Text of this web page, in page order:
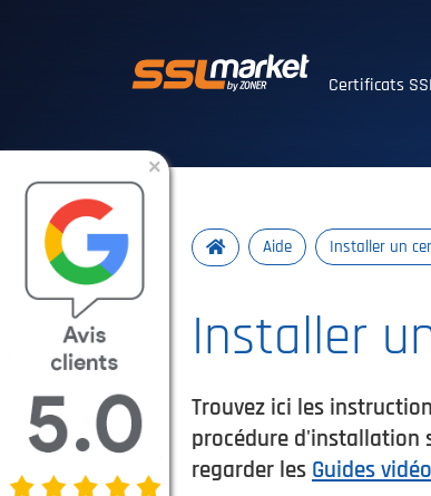
Certificats
Aide Installer un
Installer
Trouvez ici les
procédure d'installation
regarder les Guides vidéo
×